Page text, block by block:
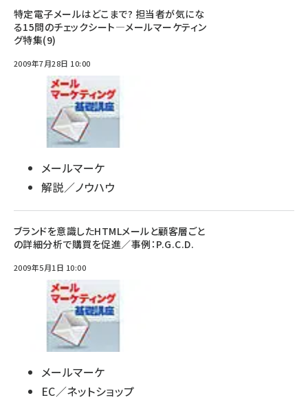
特定電子メールはどこまで? 担当者が気にな
る15問のチェックシート―メールマーケティン
グ特集(9)
2009年7月28日 10:00
メールマーケ
解説／ノウハウ
ブランドを意識したHTMLメールと顧客層ごと
の詳細分析で購買を促進／事例：P.G.C.D.
2009年5月1日 10:00
メールマーケ
EC／ネットショップ